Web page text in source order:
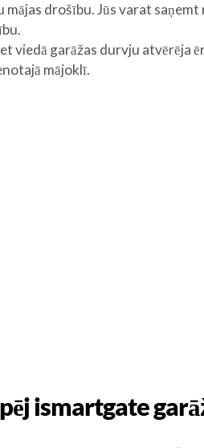
drošību. Jūs varat
viedā garāžas durvju
mājoklī.
ismartgate